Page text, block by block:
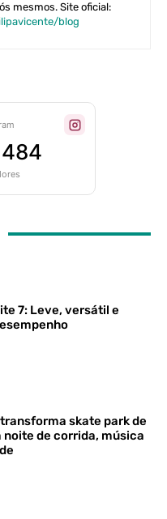
mesmos. Site oficial:
blog
7: Leve, versátil e
transforma skate park de
noite de corrida, música